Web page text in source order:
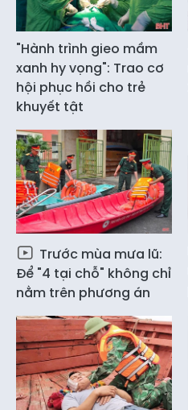
"Hành trình gieo mầm
xanh hy vọng": Trao cơ
hội phục hồi cho trẻ
khuyết tật
Trước mùa mưa lũ:
Để "4 tại chỗ" không chỉ
nằm trên phương án